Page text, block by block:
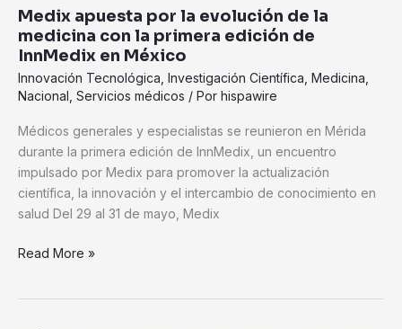
Medix apuesta por la evolución de la
medicina con la primera edición de
InnMedix en México
Innovación Tecnológica Investigación Científica Medicina
Nacional Servicios médicos / Por hispawire
Médicos generales y especialistas se reunieron en Mérida
durante la primera edición de InnMedix, un encuentro
impulsado por Medix para promover la actualización
científica, la innovación y el intercambio de conocimiento en
salud Del 29 al 31 de mayo, Medix
en
México
Read More »